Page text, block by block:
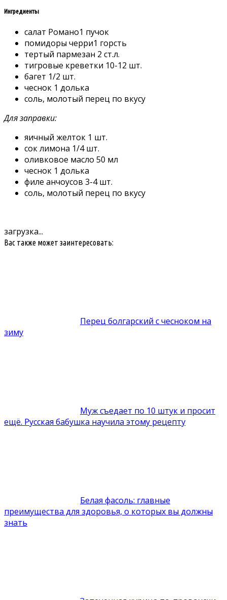
Ингредиенты
салат Романо1 пучок
помидоры черри1 горсть
тертый пармезан 2 ст.л.
тигровые креветки 10-12 шт.
багет 1/2 шт.
чеснок 1 долька
соль, молотый перец по вкусу
Для заправки:
яичный желток 1 шт.
сок лимона 1/4 шт.
оливковое масло 50 мл
чеснок 1 долька
филе анчоусов 3-4 шт.
соль, молотый перец по вкусу
загрузка...
Вас также может заинтересовать:
Перец болгарский с чесноком на
зиму
Муж съедает по 10 штук и просит
ещё. Русская бабушка научила этому рецепту
Белая фасоль: главные
преимущества для здоровья, о которых вы должны
знать